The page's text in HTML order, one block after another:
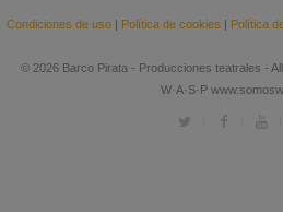
Condiciones de uso | Política de cookies | Política
© 2026 Barco Pirata - Producciones teatrales -
W·A·S·P